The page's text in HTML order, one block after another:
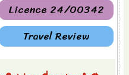
Licence 24/00342
Travel Review